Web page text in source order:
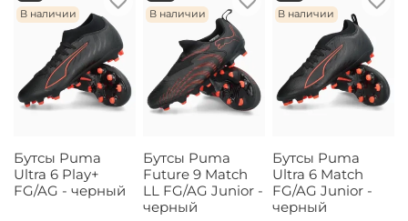
В наличии
Бутсы Puma
Ultra 6 Play+
FG/AG - черный
В наличии
Бутсы Puma
Future 9 Match
LL FG/AG Junior -
черный
В наличии
Бутсы Puma
Ultra 6 Match
FG/AG Junior -
черный